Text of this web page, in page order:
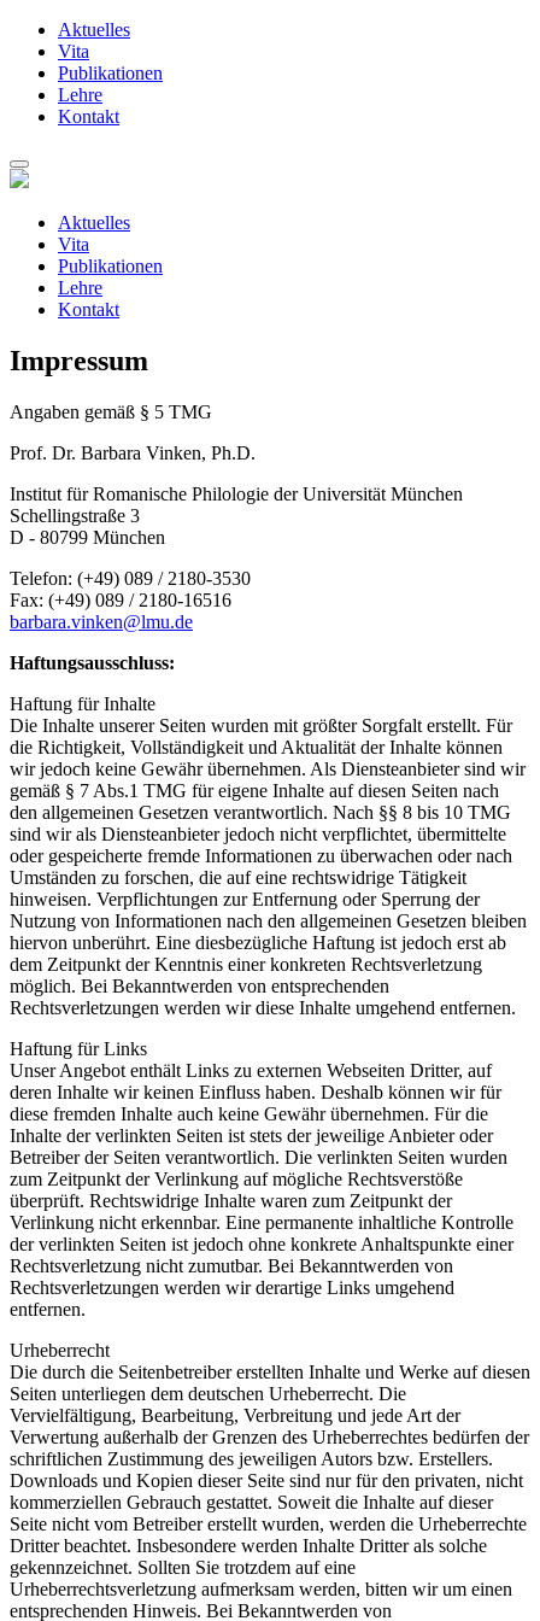
Aktuelles
Vita
Publikationen
Lehre
Kontakt
Zum
springenAktuelles
Vita
Publikationen
Lehre
Kontakt
Impressum
Angaben gemäß § 5 TMG
Prof. Dr. Barbara Vinken, Ph.D.
Institut für Romanische Philologie der Universität München
Schellingstraße 3
D - 80799 München
Telefon: (+49) 089 / 2180-3530
Fax: (+49) 089 / 2180-16516
barbara.vinken@lmu.de
Haftungsausschluss:
Haftung für Inhalte
Die Inhalte unserer Seiten wurden mit größter Sorgfalt erstellt. Für
die Richtigkeit, Vollständigkeit und Aktualität der Inhalte können
wir jedoch keine Gewähr übernehmen. Als Diensteanbieter sind wir
gemäß § 7 Abs.1 TMG für eigene Inhalte auf diesen Seiten nach
den allgemeinen Gesetzen verantwortlich. Nach §§ 8 bis 10 TMG
sind wir als Diensteanbieter jedoch nicht verpflichtet, übermittelte
oder gespeicherte fremde Informationen zu überwachen oder nach
Umständen zu forschen, die auf eine rechtswidrige Tätigkeit
hinweisen. Verpflichtungen zur Entfernung oder Sperrung der
Nutzung von Informationen nach den allgemeinen Gesetzen bleiben
hiervon unberührt. Eine diesbezügliche Haftung ist jedoch erst ab
dem Zeitpunkt der Kenntnis einer konkreten Rechtsverletzung
möglich. Bei Bekanntwerden von entsprechenden
Rechtsverletzungen werden wir diese Inhalte umgehend entfernen.
Haftung für Links
Unser Angebot enthält Links zu externen Webseiten Dritter, auf
deren Inhalte wir keinen Einfluss haben. Deshalb können wir für
diese fremden Inhalte auch keine Gewähr übernehmen. Für die
Inhalte der verlinkten Seiten ist stets der jeweilige Anbieter oder
Betreiber der Seiten verantwortlich. Die verlinkten Seiten wurden
zum Zeitpunkt der Verlinkung auf mögliche Rechtsverstöße
überprüft. Rechtswidrige Inhalte waren zum Zeitpunkt der
Verlinkung nicht erkennbar. Eine permanente inhaltliche Kontrolle
der verlinkten Seiten ist jedoch ohne konkrete Anhaltspunkte einer
Rechtsverletzung nicht zumutbar. Bei Bekanntwerden von
Rechtsverletzungen werden wir derartige Links umgehend
entfernen.
Urheberrecht
Die durch die Seitenbetreiber erstellten Inhalte und Werke auf diesen
Seiten unterliegen dem deutschen Urheberrecht. Die
Vervielfältigung, Bearbeitung, Verbreitung und jede Art der
Verwertung außerhalb der Grenzen des Urheberrechtes bedürfen der
schriftlichen Zustimmung des jeweiligen Autors bzw. Erstellers.
Downloads und Kopien dieser Seite sind nur für den privaten, nicht
kommerziellen Gebrauch gestattet. Soweit die Inhalte auf dieser
Seite nicht vom Betreiber erstellt wurden, werden die Urheberrechte
Dritter beachtet. Insbesondere werden Inhalte Dritter als solche
gekennzeichnet. Sollten Sie trotzdem auf eine
Urheberrechtsverletzung aufmerksam werden, bitten wir um einen
entsprechenden Hinweis. Bei Bekanntwerden von